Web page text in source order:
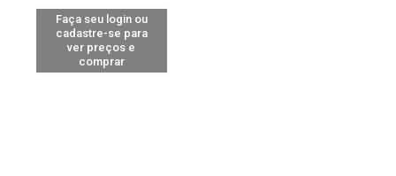
Faça seu login ou
cadastre-se para
ver preços e
comprar